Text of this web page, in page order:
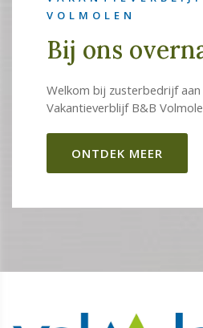
VOLMOLEN
Bij ons
Welkom bij zusterbedrijf
Vakantieverblijf B&B
ONTDEK MEER